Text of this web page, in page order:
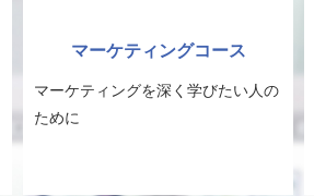
マーケティングコース
マーケティングを深く学びたい人の
ために